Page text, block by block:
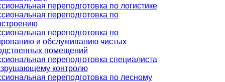
переподготовка по логистике
переподготовка по
переподготовка по
и обслуживанию чистых
помещений
переподготовка специалиста
контролю
переподготовка по лесному